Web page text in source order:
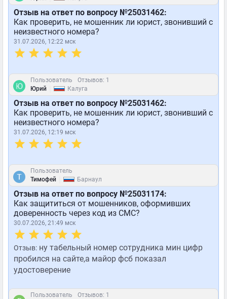
Отзыв на ответ по вопросу №25031462:
Как проверить, не мошенник ли юрист, звонивший с
неизвестного номера?
31.07.2026, 12:22 мск
Пользователь
Отзывов: 1
Юрий
Калуга
Отзыв на ответ по вопросу №25031462:
Как проверить, не мошенник ли юрист, звонивший с
неизвестного номера?
31.07.2026, 12:19 мск
Пользователь
Тимофей
Барнаул
Отзыв на ответ по вопросу №25031174:
Как защититься от мошенников, оформивших
доверенность через код из СМС?
30.07.2026, 21:49 мск
Отзыв: ну табельный номер сотрудника мин цифр
пробился на сайте,а майор фсб показал
удостоверение
Пользователь
Отзывов: 1